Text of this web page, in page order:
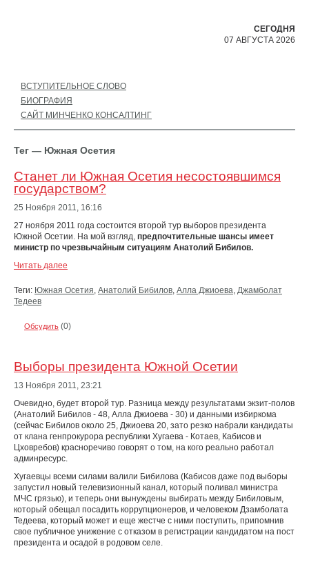
СЕГОДНЯ
07 АВГУСТА 2026
ВСТУПИТЕЛЬНОЕ СЛОВО
БИОГРАФИЯ
САЙТ МИНЧЕНКО КОНСАЛТИНГ
Тег — Южная Осетия
Станет ли Южная Осетия несостоявшимся
государством?
25 Ноября 2011, 16:16
27 ноября 2011 года состоится второй тур выборов президента
Южной Осетии. На мой взгляд, предпочтительные шансы имеет
министр по чрезвычайным ситуациям Анатолий Бибилов.
Читать далее
Теги: Южная Осетия, Анатолий Бибилов, Алла Джиоева, Джамболат
Тедеев
Обсудить (0)
Выборы президента Южной Осетии
13 Ноября 2011, 23:21
Очевидно, будет второй тур. Разница между результатами экзит-полов
(Анатолий Бибилов - 48, Алла Джиоева - 30) и данными избиркома
(сейчас Бибилов около 25, Джиоева 20, зато резко набрали кандидаты
от клана генпрокурора республики Хугаева - Котаев, Кабисов и
Цховребов) красноречиво говорят о том, на кого реально работал
админресурс.
Хугаевцы всеми силами валили Бибилова (Кабисов даже под выборы
запустил новый телевизионный канал, который поливал министра
МЧС грязью), и теперь они вынуждены выбирать между Бибиловым,
который обещал посадить коррупционеров, и человеком Дзамболата
Тедеева, который может и еще жестче с ними поступить, припомнив
свое публичное унижение с отказом в регистрации кандидатом на пост
президента и осадой в родовом селе.